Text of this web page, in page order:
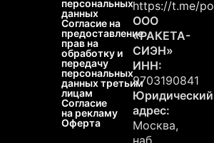
персональных
данных
Согласие на
предоставление
прав на
обработку и
передачу
персональных
данных третьим
лицам
Согласие
на рекламу
Оферта
https://t.me/
ООО
«РАКЕТА-
СИЭН»
ИНН:
9703190841
Юридический
адрес:
Москва,
наб.